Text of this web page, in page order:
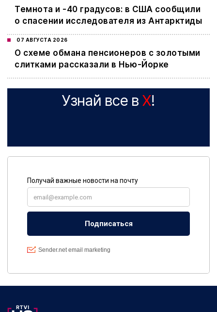
Темнота и -40 градусов: в США сообщили
о спасении исследователя из Антарктиды
07 АВГУСТА 2026
О схеме обмана пенсионеров с золотыми
слитками рассказали в Нью-Йорке
Узнай все в X!